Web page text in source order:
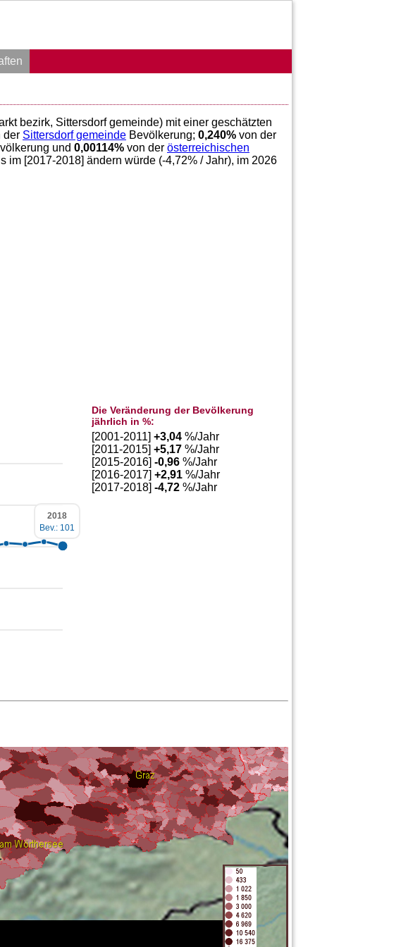
bezirk, Sittersdorf gemeinde) mit einer geschätzten
der Sittersdorf gemeinde Bevölkerung; 0,240% von der
und 0,00114% von der österreichischen
im [2017-2018] ändern würde (-4,72% / Jahr), im 2026
2018
Bev.: 101
Die Veränderung der Bevölkerung
jährlich in %:
[2001-2011]+3,04 %/Jahr
[2011-2015]+5,17 %/Jahr
[2015-2016]-0,96 %/Jahr
[2016-2017]+2,91 %/Jahr
[2017-2018]-4,72 %/Jahr